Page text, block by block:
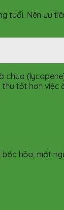
tuổi. Nên ưu
tốt hơn việc
hỏa, mất